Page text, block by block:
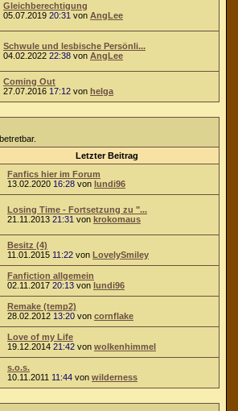
Gleichberechtigung
05.07.2019 20:31 von AngLee
Schwule und lesbische Persönli...
04.02.2022 22:38 von AngLee
Coming Out
27.07.2016 17:12 von helga
Letzter Beitrag
Fanfics hier im Forum
13.02.2020 16:28 von lundi96
Losing Time - Fortsetzung zu "...
21.11.2013 21:31 von krokomaus
Besitz (4)
11.01.2015 11:22 von LovelySmiley
Fanfiction allgemein
02.11.2017 20:13 von lundi96
Remake (temp2)
28.02.2012 13:20 von cornflake
Love of my Life
19.12.2014 21:42 von wolkenhimmel
s.o.s.
10.11.2011 11:44 von wilderness